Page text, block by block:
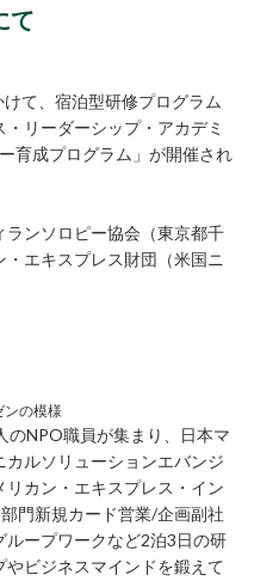
て
て、宿泊型研修プログラム
・リーダーシップ・アカデミ
育成プログラム」が開催され
ンソロピー協会（東京都千
エキスプレス財団（米国ニ
ンの模様
のNPO職員が集まり、日本マ
ルソリューションエバンジ
リカン・エキスプレス・イン
門新規カード営業/企画副社
ープワークなど2泊3日の研
ビジネスマインドを鍛えて